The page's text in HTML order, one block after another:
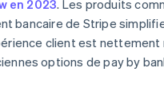
en 2023. Les produits
bancaire de Stripe
client est nettement
options de pay by